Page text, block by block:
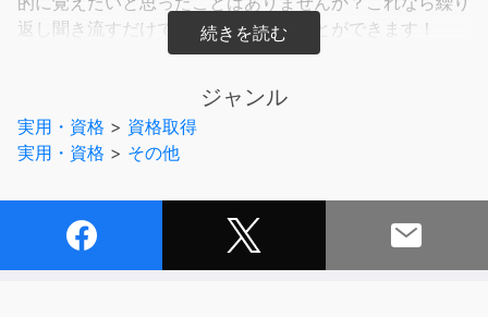
返し聞き流すだけで、自然と覚えることができます！
1.耳からの記憶力が高い！
2.繰り返し勉強できる！
3.通学、通勤中に勉強ができる！
ジャンル
実用・資格 > 資格取得
実用・資格 > その他